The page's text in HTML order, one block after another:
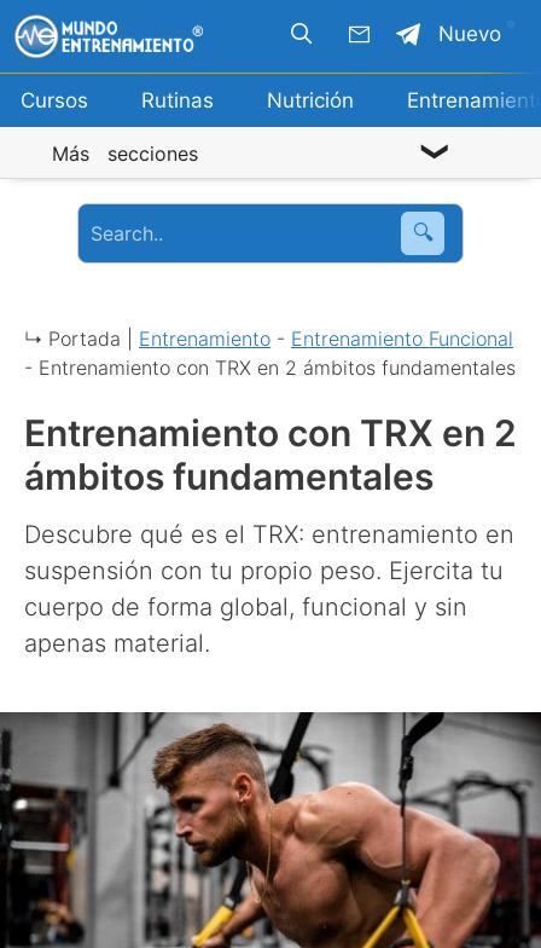
Saltar
al
contenido
Cursos Rutinas Nutrición
Nuevo
Más secciones
🔍
↳ Portada | Entrenamiento - Entrenamiento Funcional
- Entrenamiento con TRX en 2 ámbitos fundamentales
Entrenamiento con TRX en 2
ámbitos fundamentales
Descubre qué es el TRX: entrenamiento en
suspensión con tu propio peso. Ejercita tu
cuerpo de forma global, funcional y sin
apenas material.